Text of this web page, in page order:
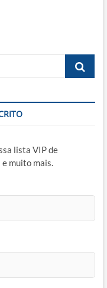
Busca
lista VIP de
muito mais.